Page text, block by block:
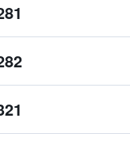
282